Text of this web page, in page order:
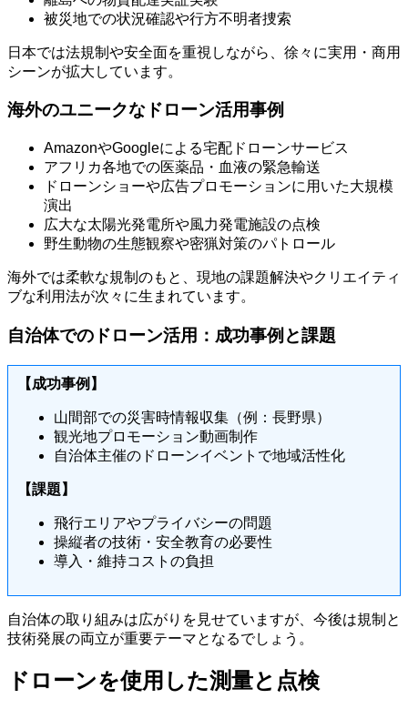
被災地での状況確認や行方不明者捜索
日本では法規制や安全面を重視しながら、徐々に実用・商用
シーンが拡大しています。
海外のユニークなドローン活用事例
AmazonやGoogleによる宅配ドローンサービス
アフリカ各地での医薬品・血液の緊急輸送
ドローンショーや広告プロモーションに用いた大規模
演出
広大な太陽光発電所や風力発電施設の点検
野生動物の生態観察や密猟対策のパトロール
海外では柔軟な規制のもと、現地の課題解決やクリエイティ
ブな利用法が次々に生まれています。
自治体でのドローン活用：成功事例と課題
【成功事例】
山間部での災害時情報収集（例：長野県）
観光地プロモーション動画制作
自治体主催のドローンイベントで地域活性化
【課題】
飛行エリアやプライバシーの問題
操縦者の技術・安全教育の必要性
導入・維持コストの負担
自治体の取り組みは広がりを見せていますが、今後は規制と
技術発展の両立が重要テーマとなるでしょう。
ドローンを使用した測量と点検